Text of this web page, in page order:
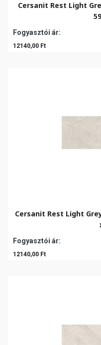
Cersanit Rest Light
Fogyasztói ár:
12140,00 Ft
Cersanit Rest Light
Fogyasztói ár:
12140,00 Ft